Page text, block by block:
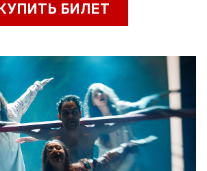
БИЛЕТ